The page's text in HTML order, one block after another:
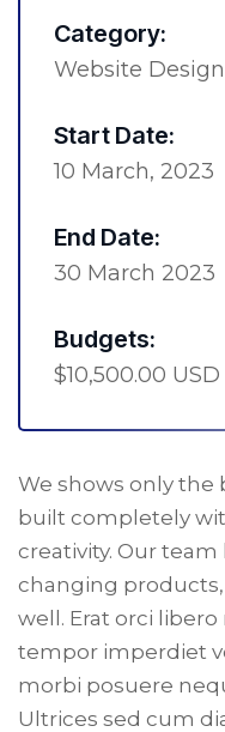
Category:
Website Design
Start Date:
10 March, 2023
End Date:
30 March 2023
Budgets:
$10,500.00 USD
We shows only the
built completely
creativity. Our
changing
well. Erat orci
tempor imperdiet
morbi posuere
Ultrices sed cum